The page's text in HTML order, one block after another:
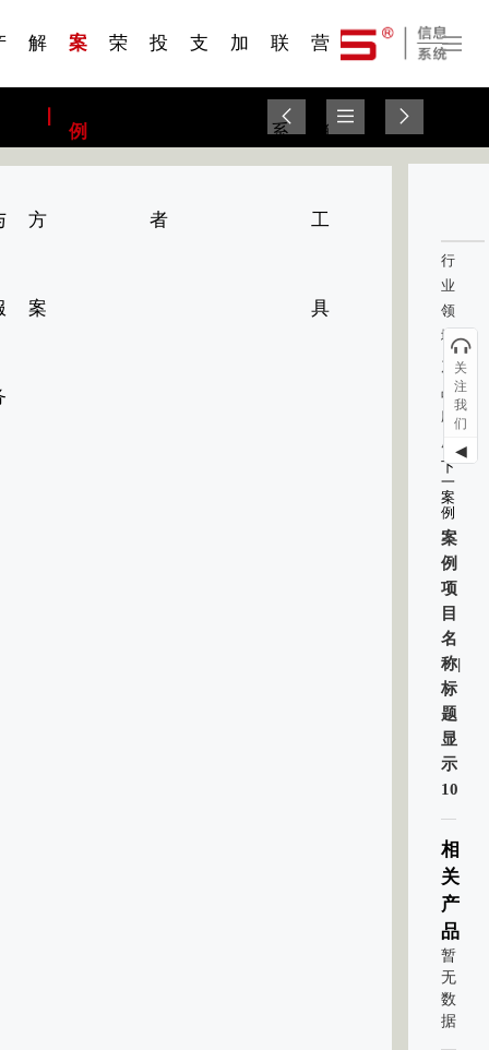
解
方
案
案
例
荣
投
者
支
加
联
系
营
销
工
具
行
业
领
域：
产
品
应
用：
下
一
案
例
案
例
项
目
名
称|
标
题
显
示
10
相
关
产
品
暂
无
数
据
关
注
我
们
◀